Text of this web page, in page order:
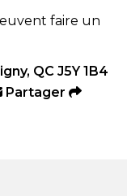
faire un
QC J5Y 1B4
Partager